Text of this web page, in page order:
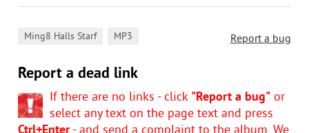
Report a bug
Ming8 Halls Starf MP3
Report a dead link
If there are no links - click "Report a bug" or
select any text on the page text and press